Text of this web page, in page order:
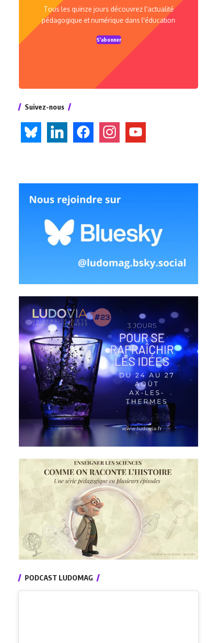
Tous les quinze jours découvrez l'actualité
pédagogique et numérique dans l'éducation
S'abonner
Suivez-nous
bluesky linkedin facebook instagramyoutube
PODCAST LUDOMAG